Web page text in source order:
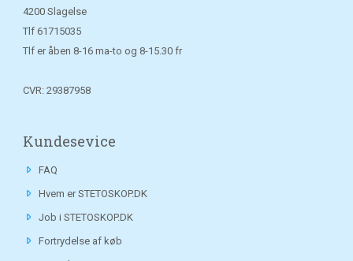
4200 Slagelse
Tlf 61715035
Tlf er åben 8-16 ma-to og 8-15.30 fr
CVR: 29387958
Kundesevice
FAQ
Hvem er STETOSKOP.DK
Job i STETOSKOP.DK
Fortrydelse af køb